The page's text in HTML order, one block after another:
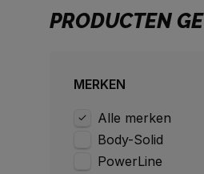
PRODUCTEN
MERKEN
Alle merken
Body-Solid
PowerLine